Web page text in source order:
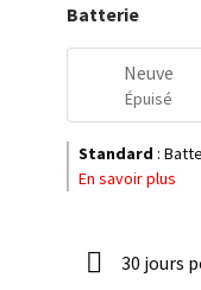
Batterie
Neuve
Épuisé
Standard :
En savoir plus
30 jours